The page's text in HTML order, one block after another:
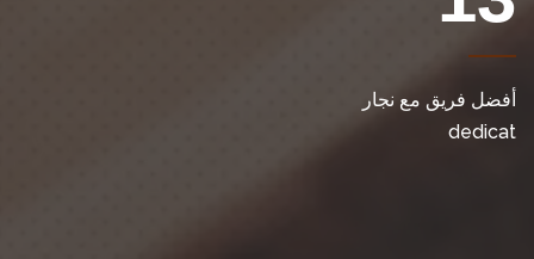
أفضل فريق مع نجار
dedicat